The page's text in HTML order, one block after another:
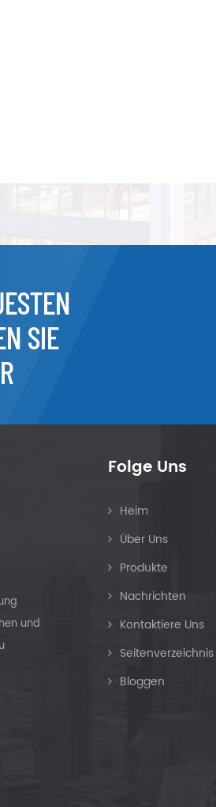
SIE
und
Folge Uns
Heim
Über Uns
Produkte
Nachrichten
Kontaktiere Uns
Seitenverzeichnis
Bloggen